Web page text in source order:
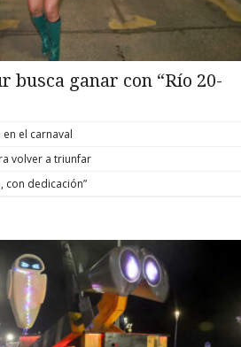
busca ganar con “Río 20-
el carnaval
volver a triunfar
con dedicación”